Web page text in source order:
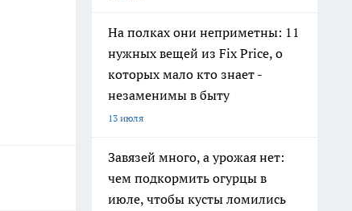
На полках они неприметны: 11
нужных вещей из Fix Price, о
которых мало кто знает -
незаменимы в быту
13 июля
Завязей много, а урожая нет:
чем подкормить огурцы в
июле, чтобы кусты ломились